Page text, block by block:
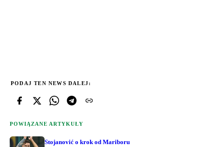
PODAJ TEN NEWS DALEJ:
POWIĄZANE ARTYKUŁY
Stojanović o krok od Mariboru